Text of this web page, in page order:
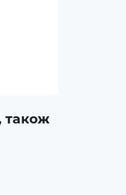
також